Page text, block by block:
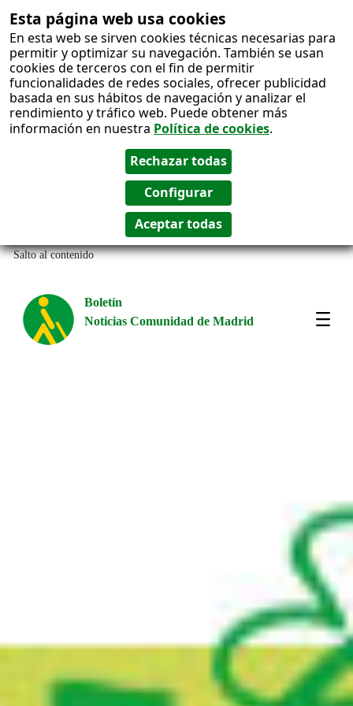
Esta página web usa cookies
En esta web se sirven cookies técnicas necesarias para
permitir y optimizar su navegación. También se usan
cookies de terceros con el fin de permitir
funcionalidades de redes sociales, ofrecer publicidad
basada en sus hábitos de navegación y analizar el
rendimiento y tráfico web. Puede obtener más
información en nuestra Política de cookies.
Salto al contenido
Boletín
Noticias Comunidad de Madrid